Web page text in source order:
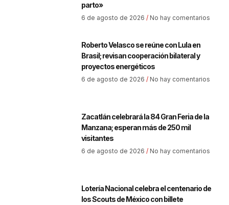
parto»
6 de agosto de 2026 No hay comentarios
Roberto Velasco se reúne con Lula en
Brasil; revisan cooperación bilateral y
proyectos energéticos
6 de agosto de 2026 No hay comentarios
Zacatlán celebrará la 84 Gran Feria de la
Manzana; esperan más de 250 mil
visitantes
6 de agosto de 2026 No hay comentarios
Lotería Nacional celebra el centenario de
los Scouts de México con billete